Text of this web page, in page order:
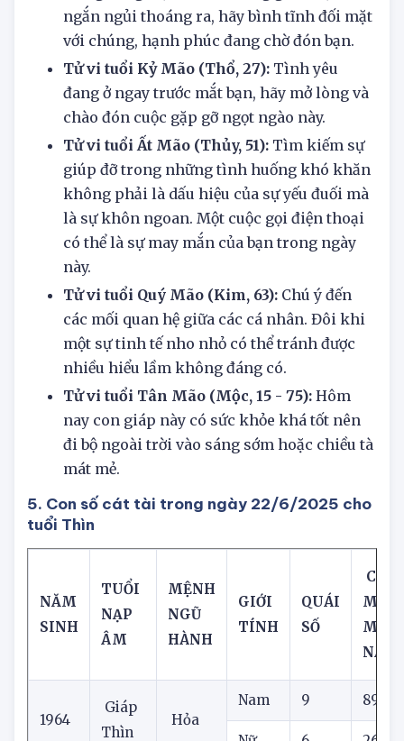
trong công việc chỉ là những giai đoạn
ngắn ngủi thoáng ra, hãy bình tĩnh đối mặt
với chúng, hạnh phúc đang chờ đón bạn.
Tử vi tuổi Kỷ Mão (Thổ, 27):Tình yêu
đang ở ngay trước mắt bạn, hãy mở lòng và
chào đón cuộc gặp gỡ ngọt ngào này.
Tử vi tuổi Ất Mão (Thủy, 51):Tìm kiếm sự
giúp đỡ trong những tình huống khó khăn
không phải là dấu hiệu của sự yếu đuối mà
là sự khôn ngoan. Một cuộc gọi điện thoại
có thể là sự may mắn của bạn trong ngày
này.
Tử vi tuổi Quý Mão (Kim, 63):Chú ý đến
các mối quan hệ giữa các cá nhân. Đôi khi
một sự tinh tế nho nhỏ có thể tránh được
nhiều hiểu lầm không đáng có.
Tử vi tuổi Tân Mão (Mộc, 15 - 75):Hôm
nay con giáp này có sức khỏe khá tốt nên
đi bộ ngoài trời vào sáng sớm hoặc chiều tà
mát mẻ.
5. Con số cát tài trong ngày 22/6/2025 cho
tuổi Thìn
NĂM
TUỔI
NẠP
MỆNH
NGŨ
GIỚI
QUÁI
CON
MAY
MẮN
NAY
Giáp
Nam 9 89